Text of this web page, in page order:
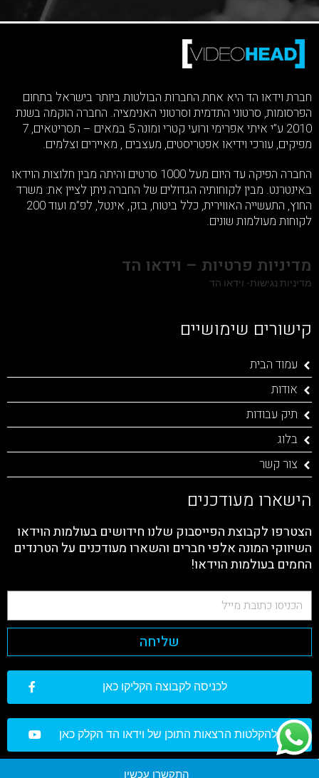
חברת וידאו הד היא אחת החברות הבולטות ביותר בישראל בתחום
הפרסומות, סרטוני התדמית וסרטוני האנימציה. החברה הוקמה בשנת
2010 ע”י איתי אפרימי ורועי קטרי ומונה 5 במאים – תסריטאים, 7
מפיקים, עורכי וידיאו אפטריסטים, מעצבים , מאיירים וצלמים.
החברה הפיקה עד היום מעל 1000 סרטים והיתה מבין חלוצות הוידאו
באינטרנט. מבין לקוחותיה הגדולים של החברה ניתן לציין את: משרד
החוץ, התעשייה האווירית, כלל ביטוח, בזק, אינטל, לפ”מ ועוד 200
לקוחות מעולמות שונים.
מדיניות פרטיות – וידאו הד
מדיניות נגישות- וידאו הד
קישורים שימושיים
עמוד הבית
אודות
תיק עבודות
בלוג
צור קשר
הישארו מעודכנים
הצטרפו לקבוצת הפייסבוק שלנו חידושים בעולמות הוידאו
השיווקי המונה אלפי חברים והשארו מעודכנים על הטרנדים
החמים בעולמות הוידאו!
שליחה
לכניסה לקבוצה הקליקו כאן
להקלטות הרצאות התוכן של וידאו הד הקלק כאן
התקשרו עכשיו